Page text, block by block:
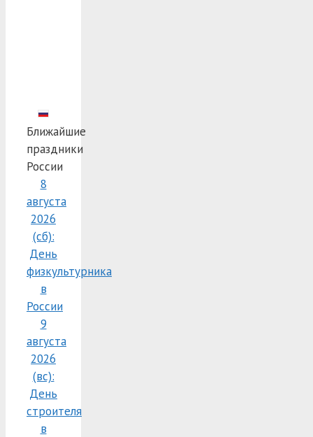
Ближайшие
праздники
России
8
августа
2026
(сб):
День
физкультурника
в
России
9
августа
2026
(вс):
День
строителя
в